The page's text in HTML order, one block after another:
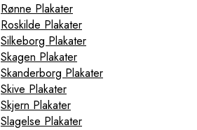
Rønne Plakater
Roskilde Plakater
Silkeborg Plakater
Skagen Plakater
Skanderborg Plakater
Skive Plakater
Skjern Plakater
Slagelse Plakater